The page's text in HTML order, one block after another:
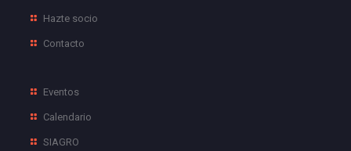
Hazte socio
Contacto
Eventos
Calendario
SIAGRO